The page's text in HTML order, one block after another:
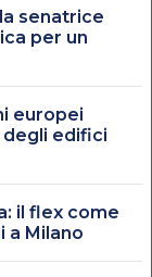
senatrice
per un
europei
degli edifici
il flex come
a Milano